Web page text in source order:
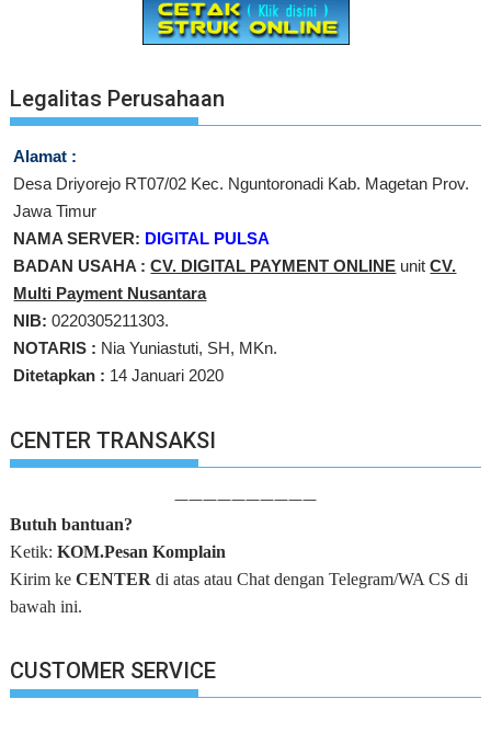
Legalitas Perusahaan
Alamat :
Desa Driyorejo RT07/02 Kec. Nguntoronadi Kab. Magetan Prov.
Jawa Timur
NAMA SERVER: DIGITAL PULSA
BADAN USAHA :CV. DIGITAL PAYMENT ONLINE unitCV.
Multi Payment Nusantara
NIB: 0220305211303.
NOTARIS : Nia Yuniastuti, SH, MKn.
Ditetapkan : 14 Januari 2020
CENTER TRANSAKSI
——————————
Butuh bantuan?
Ketik:KOM.Pesan Komplain
Kirim keCENTER di atas atau Chat dengan Telegram/WA CS di
bawah ini.
CUSTOMER SERVICE